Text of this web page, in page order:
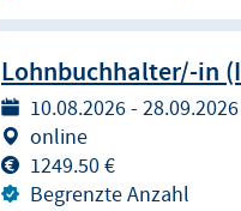
Lohnbuchhalter/-in
10.08.2026 - 28.09.2026
online
1249.50 €
Begrenzte Anzahl